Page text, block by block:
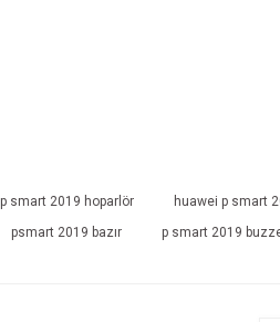
p smart 2019 hoparlör
huawei p smart
psmart 2019 bazır p smart 2019